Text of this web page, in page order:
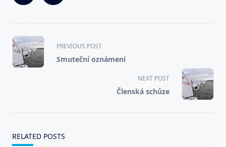
<span
class="nav-
subtitle
PREVIOUS POST
Smuteční oznámení
NEXT POST
Členská schůze
RELATED POSTS